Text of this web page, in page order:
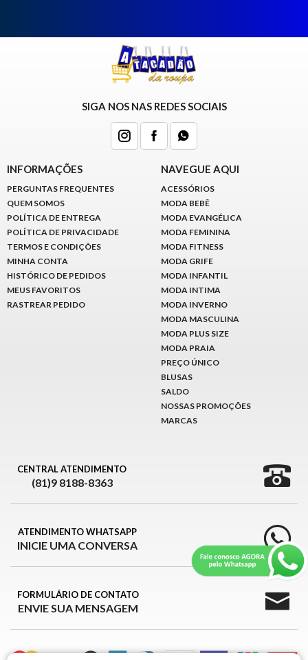
SIGA NOS NAS REDES SOCIAIS
INFORMAÇÕES
PERGUNTAS FREQUENTES
QUEM SOMOS
POLÍTICA DE ENTREGA
POLÍTICA DE PRIVACIDADE
TERMOS E CONDIÇÕES
MINHA CONTA
HISTÓRICO DE PEDIDOS
MEUS FAVORITOS
RASTREAR PEDIDO
NAVEGUE AQUI
ACESSÓRIOS
MODA BEBÊ
MODA EVANGÉLICA
MODA FEMININA
MODA FITNESS
MODA GRIFE
MODA INFANTIL
MODA INTIMA
MODA INVERNO
MODA MASCULINA
MODA PLUS SIZE
MODA PRAIA
PREÇO ÚNICO
BLUSAS
SALDO
NOSSAS PROMOÇÕES
MARCAS
CENTRAL ATENDIMENTO
(81)9 8188-8363
ATENDIMENTO WHATSAPP
INICIE UMA CONVERSA
FORMULÁRIO DE CONTATO
ENVIE SUA MENSAGEM